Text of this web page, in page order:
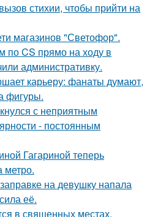
стихии, чтобы прийти на
магазинов "Светофор".
по CS прямо на ходу в
административку.
карьеру: фанаты думают,
фигуры.
с неприятным
- постоянным
Гагариной теперь
метро.
на девушку напала
её.
в священных местах.